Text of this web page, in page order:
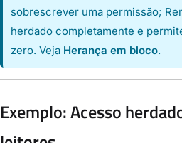
sobrescrever uma permissão;
herdado completamente e
zero. Veja Herança em bloco.
Exemplo: Acesso